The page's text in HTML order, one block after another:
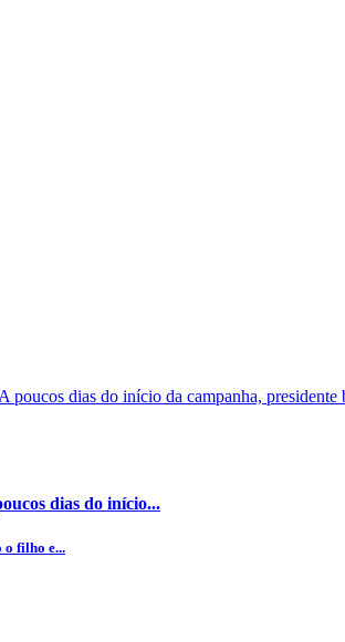
dias do início...
o filho e...